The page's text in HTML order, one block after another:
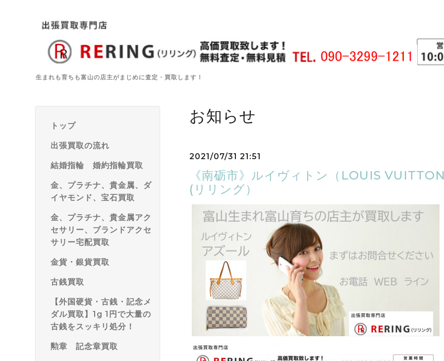
生まれも育ちも富山の店主がまじめに査定・買取します！
トップ
出張買取の流れ
結婚指輪 婚約指輪買取
金、プラチナ、貴金属、ダ
イヤモンド、宝石買取
金、プラチナ、貴金属アク
セサリー、ブランドアクセ
サリー宅配買取
金貨・銀貨買取
古銭買取
【外国硬貨・古銭・記念メ
ダル買取】1g 1円で大量の
古銭をスッキリ処分！
勲章 記念章買取
お知らせ
2021/07/31 21:51
《南砺市》ルイヴィトン（LOUIS
(リリング）